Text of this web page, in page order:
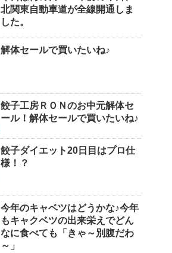
北関東自動車道が全線開通しま
した。
解体セールで買いたいね♪
餃子工房ＲＯＮのお中元解体セ
ール！解体セールで買いたいね♪
餃子ダイエット20日目はプロ仕
様！？
今年のキャベツはどうかな♪今年
もキャクベツの出来栄えでどん
なに食べても「きゃ～別腹だわ
～」